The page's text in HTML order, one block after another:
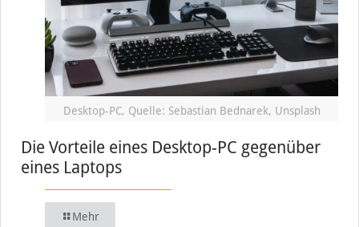
Desktop-PC, Quelle: Sebastian Bednarek, Unsplash
Die Vorteile eines Desktop-PC gegenüber
eines Laptops
Mehr